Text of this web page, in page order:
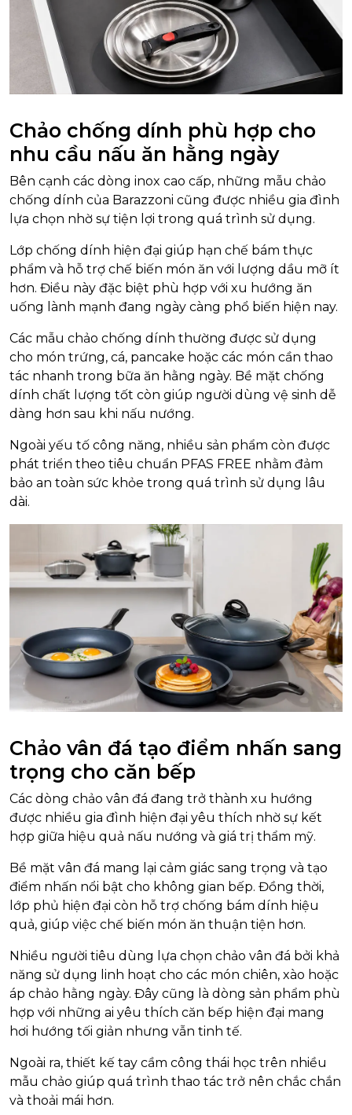
Chảo chống dính phù hợp cho
nhu cầu nấu ăn hằng ngày
Bên cạnh các dòng inox cao cấp, những mẫu chảo
chống dính của Barazzoni cũng được nhiều gia đình
lựa chọn nhờ sự tiện lợi trong quá trình sử dụng.
Lớp chống dính hiện đại giúp hạn chế bám thực
phẩm và hỗ trợ chế biến món ăn với lượng dầu mỡ ít
hơn. Điều này đặc biệt phù hợp với xu hướng ăn
uống lành mạnh đang ngày càng phổ biến hiện nay.
Các mẫu chảo chống dính thường được sử dụng
cho món trứng, cá, pancake hoặc các món cần thao
tác nhanh trong bữa ăn hằng ngày. Bề mặt chống
dính chất lượng tốt còn giúp người dùng vệ sinh dễ
dàng hơn sau khi nấu nướng.
Ngoài yếu tố công năng, nhiều sản phẩm còn được
phát triển theo tiêu chuẩn PFAS FREE nhằm đảm
bảo an toàn sức khỏe trong quá trình sử dụng lâu
dài.
Chảo vân đá tạo điểm nhấn sang
trọng cho căn bếp
Các dòng chảo vân đá đang trở thành xu hướng
được nhiều gia đình hiện đại yêu thích nhờ sự kết
hợp giữa hiệu quả nấu nướng và giá trị thẩm mỹ.
Bề mặt vân đá mang lại cảm giác sang trọng và tạo
điểm nhấn nổi bật cho không gian bếp. Đồng thời,
lớp phủ hiện đại còn hỗ trợ chống bám dính hiệu
quả, giúp việc chế biến món ăn thuận tiện hơn.
Nhiều người tiêu dùng lựa chọn chảo vân đá bởi khả
năng sử dụng linh hoạt cho các món chiên, xào hoặc
áp chảo hằng ngày. Đây cũng là dòng sản phẩm phù
hợp với những ai yêu thích căn bếp hiện đại mang
hơi hướng tối giản nhưng vẫn tinh tế.
Ngoài ra, thiết kế tay cầm công thái học trên nhiều
mẫu chảo giúp quá trình thao tác trở nên chắc chắn
và thoải mái hơn.